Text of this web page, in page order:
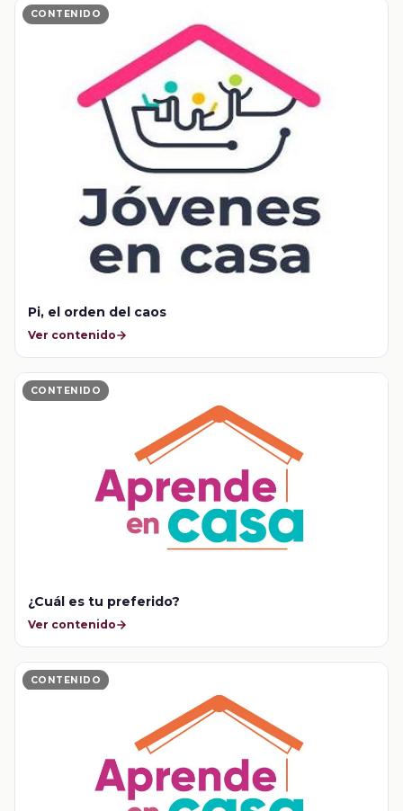
CONTENIDO
Pi, el orden del caos
Ver contenido
CONTENIDO
¿Cuál es tu preferido?
Ver contenido
CONTENIDO